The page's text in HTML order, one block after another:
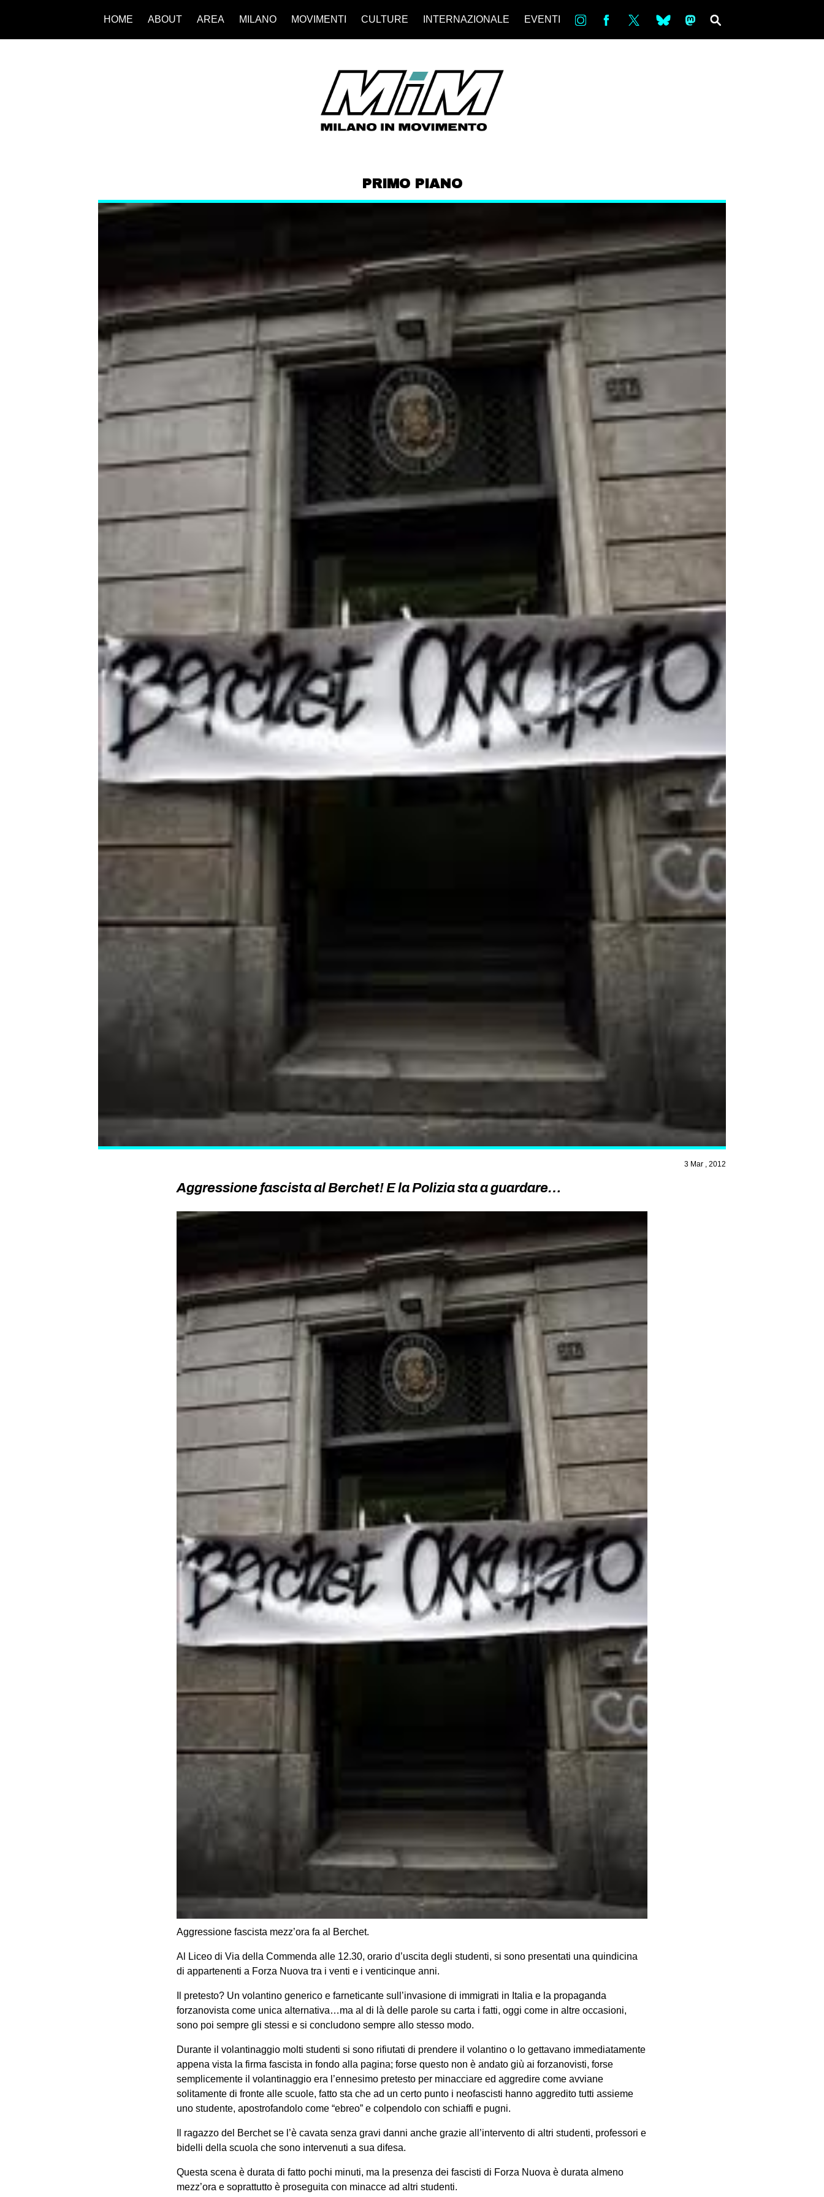
HOME ABOUT AREA MILANO MOVIMENTI CULTURE INTERNAZIONALE EVENTI in bsky ms
PRIMO PIANO
3 Mar , 2012
Aggressione fascista al Berchet! E la Polizia sta a guardare…
Aggressione fascista mezz’ora fa al Berchet.
Al Liceo di Via della Commenda alle 12.30, orario d’uscita degli studenti, si sono presentati una quindicina
di appartenenti a Forza Nuova tra i venti e i venticinque anni.
Il pretesto? Un volantino generico e farneticante sull’invasione di immigrati in Italia e la propaganda
forzanovista come unica alternativa…ma al di là delle parole su carta i fatti, oggi come in altre occasioni,
sono poi sempre gli stessi e si concludono sempre allo stesso modo.
Durante il volantinaggio molti studenti si sono rifiutati di prendere il volantino o lo gettavano immediatamente
appena vista la firma fascista in fondo alla pagina; forse questo non è andato giù ai forzanovisti, forse
semplicemente il volantinaggio era l’ennesimo pretesto per minacciare ed aggredire come avviane
solitamente di fronte alle scuole, fatto sta che ad un certo punto i neofascisti hanno aggredito tutti assieme
uno studente, apostrofandolo come “ebreo” e colpendolo con schiaffi e pugni.
Il ragazzo del Berchet se l’è cavata senza gravi danni anche grazie all’intervento di altri studenti, professori e
bidelli della scuola che sono intervenuti a sua difesa.
Questa scena è durata di fatto pochi minuti, ma la presenza dei fascisti di Forza Nuova è durata almeno
mezz’ora e soprattutto è proseguita con minacce ad altri studenti.